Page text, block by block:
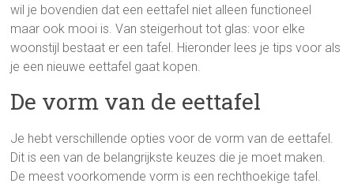
wil je bovendien dat een eettafel niet alleen functioneel
maar ook mooi is. Van steigerhout tot glas: voor elke
woonstijl bestaat er een tafel. Hieronder lees je tips voor als
je een nieuwe eettafel gaat kopen.
De vorm van de eettafel
Je hebt verschillende opties voor de vorm van de eettafel.
Dit is een van de belangrijkste keuzes die je moet maken.
De meest voorkomende vorm is een rechthoekige tafel.